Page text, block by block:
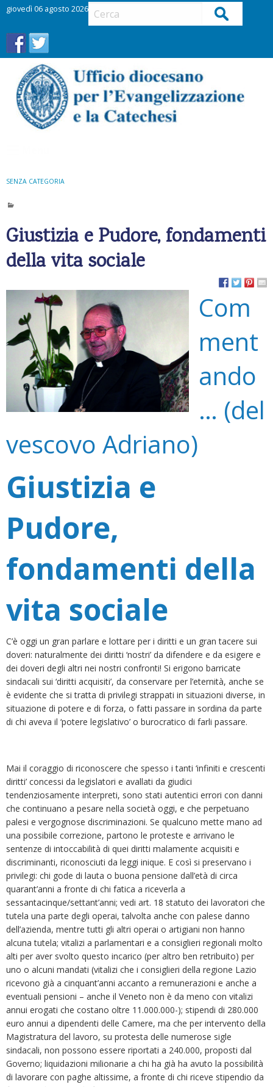
giovedì 06 agosto 2026 Cerca
SENZA CATEGORIA
Giustizia e Pudore, fondamenti
della vita sociale
Com
ment
ando
… (del
vescovo Adriano)
Giustizia e
Pudore,
fondamenti della
vita sociale
C’è oggi un gran parlare e lottare per i diritti e un gran tacere sui
doveri: naturalmente dei diritti ‘nostri’ da difendere e da esigere e
dei doveri degli altri nei nostri confronti! Si erigono barricate
sindacali sui ‘diritti acquisiti’, da conservare per l’eternità, anche se
è evidente che si tratta di privilegi strappati in situazioni diverse, in
situazione di potere e di forza, o fatti passare in sordina da parte
di chi aveva il ‘potere legislativo’ o burocratico di farli passare.
Mai il coraggio di riconoscere che spesso i tanti ‘infiniti e crescenti
diritti’ concessi da legislatori e avallati da giudici
tendenziosamente interpreti, sono stati autentici errori con danni
che continuano a pesare nella società oggi, e che perpetuano
palesi e vergognose discriminazioni. Se qualcuno mette mano ad
una possibile correzione, partono le proteste e arrivano le
sentenze di intoccabilità di quei diritti malamente acquisiti e
discriminanti, riconosciuti da leggi inique. E così si preservano i
privilegi: chi gode di lauta o buona pensione dall’età di circa
quarant’anni a fronte di chi fatica a riceverla a
sessantacinque/settant’anni; vedi art. 18 statuto dei lavoratori che
tutela una parte degli operai, talvolta anche con palese danno
dell’azienda, mentre tutti gli altri operai o artigiani non hanno
alcuna tutela; vitalizi a parlamentari e a consiglieri regionali molto
alti per aver svolto questo incarico (per altro ben retribuito) per
uno o alcuni mandati (vitalizi che i consiglieri della regione Lazio
ricevono già a cinquant’anni accanto a remunerazioni e anche a
eventuali pensioni – anche il Veneto non è da meno con vitalizi
annui erogati che costano oltre 11.000.000-); stipendi di 280.000
euro annui a dipendenti delle Camere, ma che per intervento della
Magistratura del lavoro, su protesta delle numerose sigle
sindacali, non possono essere riportati a 240.000, proposti dal
Governo; liquidazioni milionarie a chi ha già ha avuto la possibilità
di lavorare con paghe altissime, a fronte di chi riceve stipendio da